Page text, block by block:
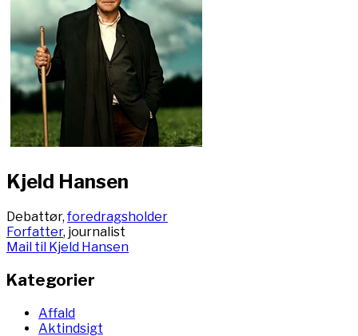
Kjeld Hansen
Debattør,foredragsholder
Forfatter, journalist
Mail til Kjeld Hansen
Kategorier
Affald
Aktindsigt